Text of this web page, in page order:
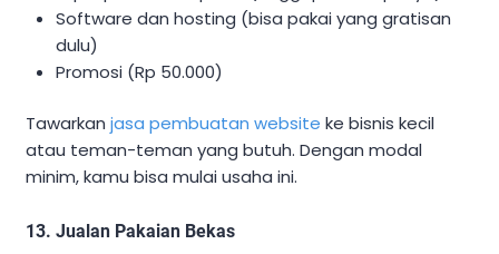
Software dan hosting (bisa pakai yang gratisan
dulu)
Promosi (Rp 50.000)
Tawarkan jasa pembuatan website ke bisnis kecil
atau teman-teman yang butuh. Dengan modal
minim, kamu bisa mulai usaha ini.
13. Jualan Pakaian Bekas